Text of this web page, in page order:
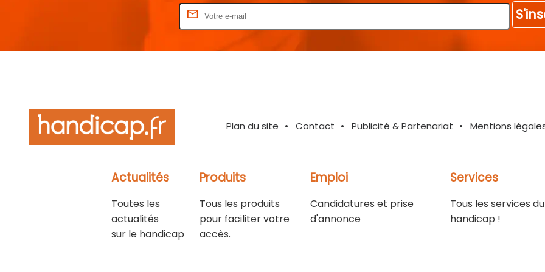
Plan du site Contact Publicité & Partenariat Mentions
Actualités
Toutes les
actualités
sur le handicap
Produits
Tous les produits
pour faciliter votre
accès.
Emploi
Candidatures et prise
d'annonce
Services
Tous les services du
handicap !